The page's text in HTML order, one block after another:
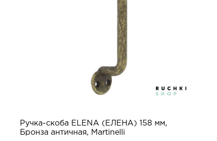
Ручка-скоба ELENA (ЕЛЕНА) 158 мм,
Бронза античная, Martinelli